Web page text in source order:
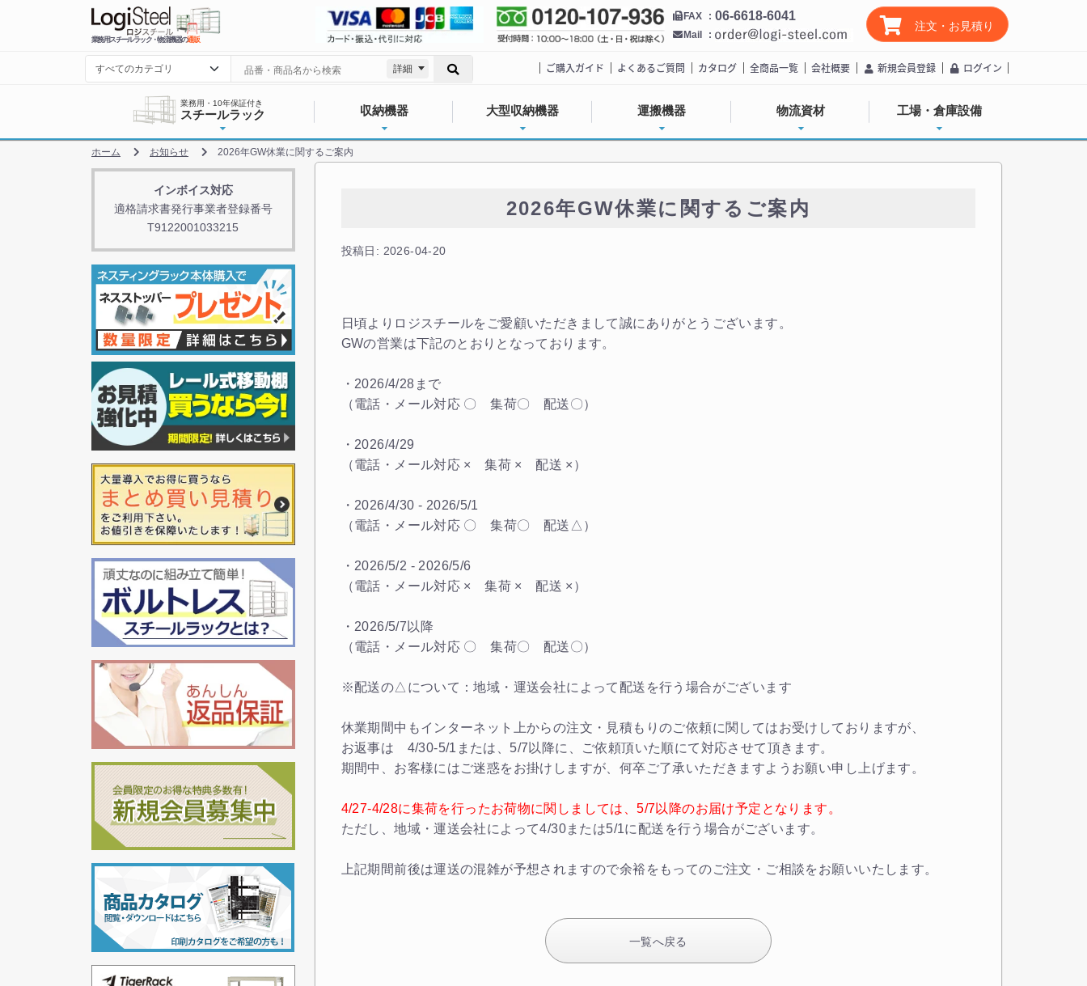
業務用スチールラック・物流機器の通販
詳細
FAX 06-6618-6041
Mail
注文・お見積り
ご購入ガイド よくあるご質問 カタログ 全商品一覧 会社概要 新規会員登録 ログイン
業務用・10年保証付き
スチールラック 収納機器 大型収納機器 運搬機器 物流資材 工場・倉庫設備
ホーム お知らせ 2026年GW休業に関するご案内
インボイス対応
適格請求書発行事業者登録番号
T9122001033215
2026年GW休業に関するご案内
投稿日: 2026-04-20
日頃よりロジスチールをご愛顧いただきまして誠にありがとうございます。
GWの営業は下記のとおりとなっております。
・2026/4/28まで
（電話・メール対応 〇 集荷〇 配送〇）
・2026/4/29
（電話・メール対応 × 集荷 × 配送 ×）
・2026/4/30 - 2026/5/1
（電話・メール対応 〇 集荷〇 配送△）
・2026/5/2 - 2026/5/6
（電話・メール対応 × 集荷 × 配送 ×）
・2026/5/7以降
（電話・メール対応 〇 集荷〇 配送〇）
※配送の△について：地域・運送会社によって配送を行う場合がございます
休業期間中もインターネット上からの注文・見積もりのご依頼に関してはお受けしておりますが、
お返事は 4/30-5/1または、5/7以降に、ご依頼頂いた順にて対応させて頂きます。
期間中、お客様にはご迷惑をお掛けしますが、何卒ご了承いただきますようお願い申し上げます。
4/27-4/28に集荷を行ったお荷物に関しましては、5/7以降のお届け予定となります。
ただし、地域・運送会社によって4/30または5/1に配送を行う場合がございます。
上記期間前後は運送の混雑が予想されますので余裕をもってのご注文・ご相談をお願いいたします。
一覧へ戻る